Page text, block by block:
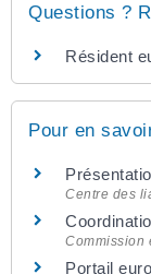
Questions ?
Résident
Pour en
Centre des
Commission
Portail